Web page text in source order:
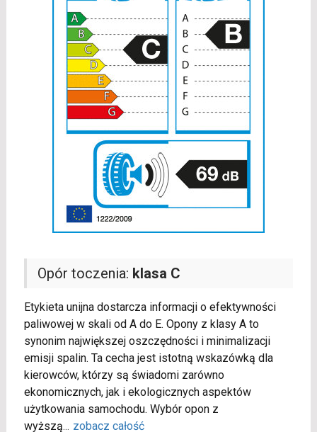
Opór toczenia: klasa C
Etykieta unijna dostarcza informacji o efektywności
paliwowej w skali od A do E. Opony z klasy A to
synonim największej oszczędności i minimalizacji
emisji spalin. Ta cecha jest istotną wskazówką dla
kierowców, którzy są świadomi zarówno
ekonomicznych, jak i ekologicznych aspektów
użytkowania samochodu. Wybór opon z
wyższą... zobacz całość